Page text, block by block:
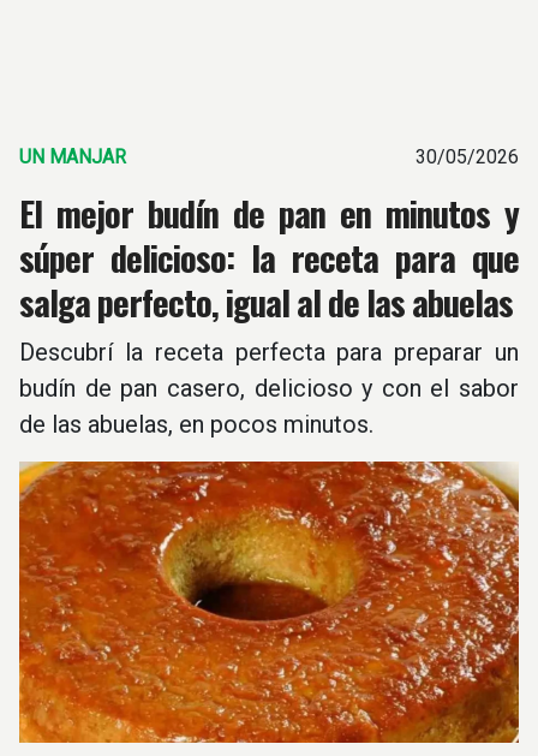
UN MANJAR 30/05/2026
El mejor budín de pan en minutos y
súper delicioso: la receta para que
salga perfecto, igual al de las abuelas
Descubrí la receta perfecta para preparar un
budín de pan casero, delicioso y con el sabor
de las abuelas, en pocos minutos.